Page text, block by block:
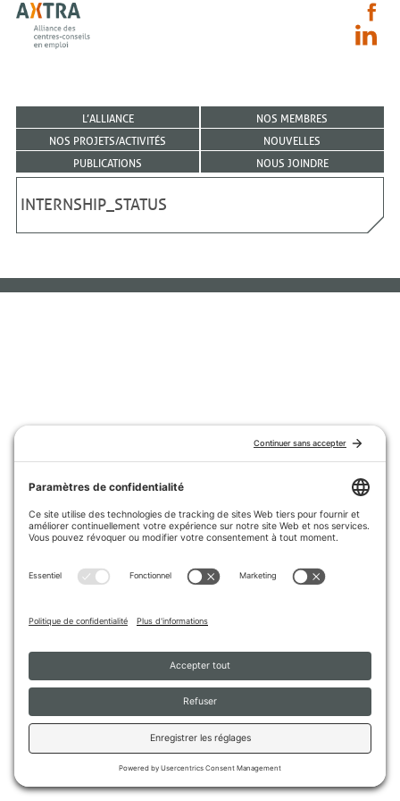
L’ALLIANCE
NOS MEMBRES
NOS PROJETS/ACTIVITÉS
NOUVELLES
PUBLICATIONS
NOUS JOINDRE
INTERNSHIP_STATUS